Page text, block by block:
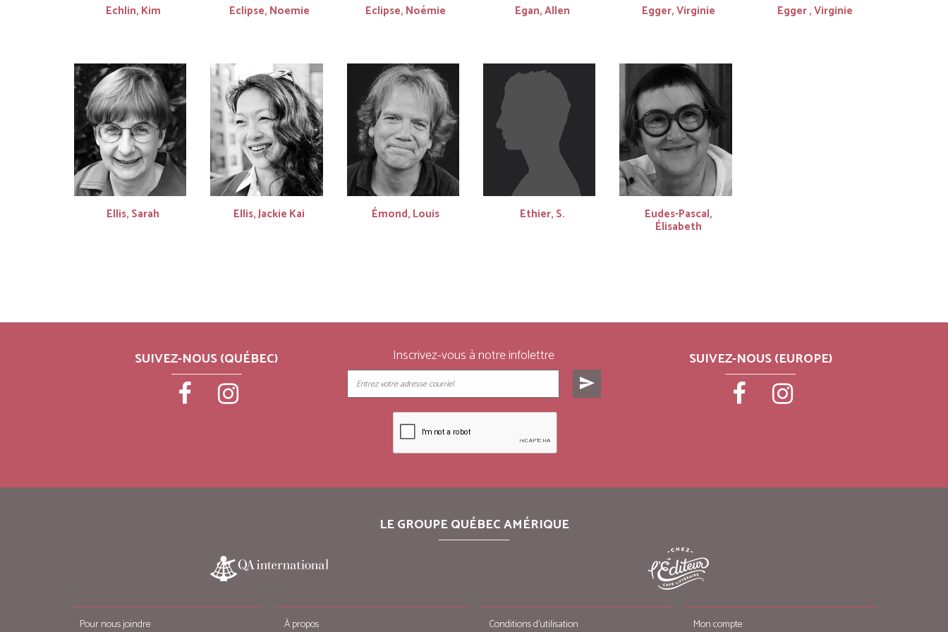
Echlin, Kim Eclipse, Noemie Eclipse, Noémie Egan, Allen Egger, Virginie Egger , Virginie
Ellis, Sarah Ellis, Jackie Kai Émond, Louis Ethier, S. Eudes-Pascal,
Élisabeth
SUIVEZ-NOUS (QUÉBEC) Inscrivez-vous à notre infolettre
send
SUIVEZ-NOUS (EUROPE)
LE GROUPE QUÉBEC AMÉRIQUE
Pour nous joindre
À propos
Conditions d’utilisation
Mon compte